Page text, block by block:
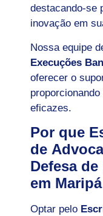
destacando-se
inovação em
Nossa equipe
Execuções
oferecer o
eficazes.
Por que
de
Defesa
em
Optar pelo